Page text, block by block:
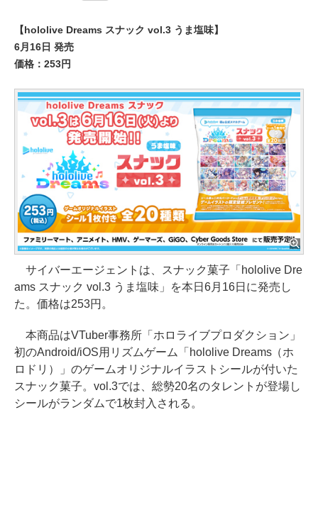
【hololive Dreams スナック vol.3 うま塩味】
6月16日 発売
価格：253円
サイバーエージェントは、スナック菓子「hololive Dre
ams スナック vol.3 うま塩味」を本日6月16日に発売し
た。価格は253円。
本商品はVTuber事務所「ホロライブプロダクション」
初のAndroid/iOS用リズムゲーム「hololive Dreams（ホ
ロドリ）」のゲームオリジナルイラストシールが付いた
スナック菓子。vol.3では、総勢20名のタレントが登場し
シールがランダムで1枚封入される。